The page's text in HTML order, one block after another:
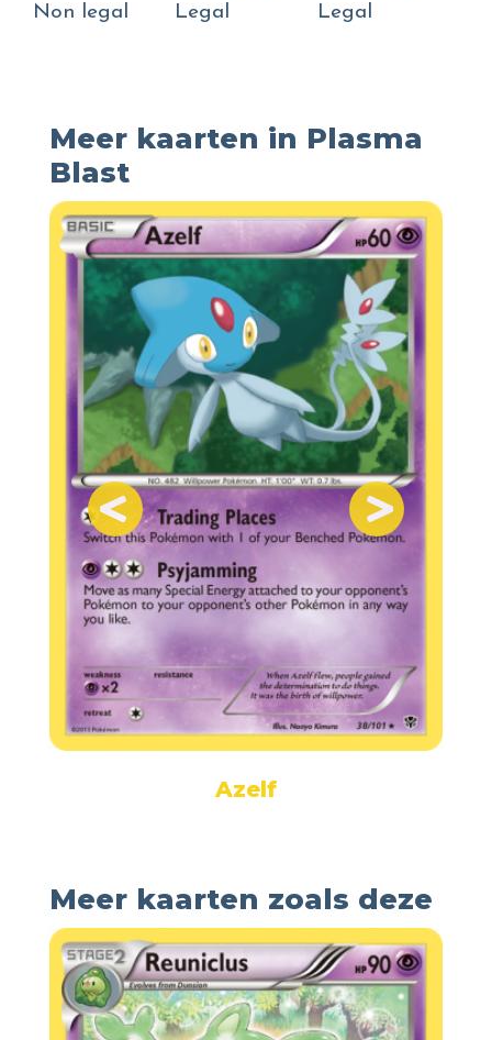
Non legal
Legal
Legal
Meer kaarten in Plasma
Blast
Azelf
Meer kaarten zoals deze